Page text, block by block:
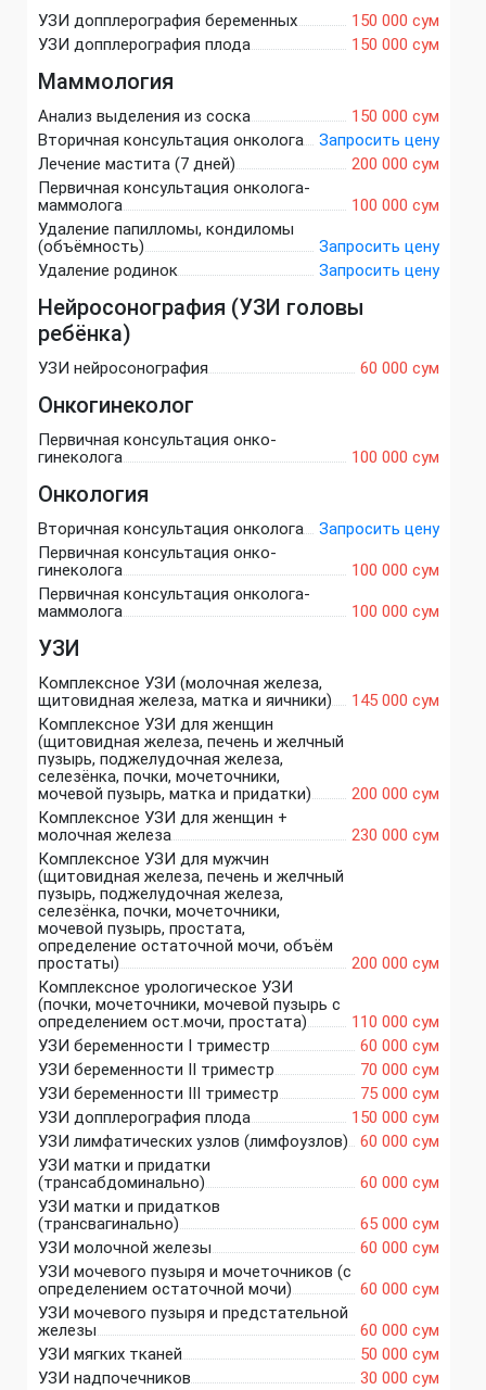
УЗИ допплерография беременных
150 000 сум
УЗИ допплерография плода
150 000 сум
Маммология
Анализ выделения из соска
150 000 сум
Вторичная консультация онколога
Запросить цену
Лечение мастита (7 дней)
200 000 сум
Первичная консультация онколога-
маммолога
100 000 сум
Удаление папилломы, кондиломы
(объёмность)
Запросить цену
Удаление родинок
Запросить цену
Нейросонография (УЗИ головы
ребёнка)
УЗИ нейросонография 60 000 сум
Онкогинеколог
Первичная консультация онко-
гинеколога
100 000 сум
Онкология
Вторичная консультация онколога
Запросить цену
Первичная консультация онко-
гинеколога
100 000 сум
Первичная консультация онколога-
маммолога
100 000 сум
УЗИ
Комплексное УЗИ (молочная железа,
щитовидная железа, матка и яичники)
145 000 сум
Комплексное УЗИ для женщин
(щитовидная железа, печень и желчный
пузырь, поджелудочная железа,
селезёнка, почки, мочеточники,
мочевой пузырь, матка и придатки)
200 000 сум
Комплексное УЗИ для женщин +
молочная железа
230 000 сум
Комплексное УЗИ для мужчин
(щитовидная железа, печень и желчный
пузырь, поджелудочная железа,
селезёнка, почки, мочеточники,
мочевой пузырь, простата,
определение остаточной мочи, объём
простаты)
200 000 сум
Комплексное урологическое УЗИ
(почки, мочеточники, мочевой пузырь с
определением ост.мочи, простата)
110 000 сум
УЗИ беременности I триместр
60 000 сум
УЗИ беременности II триместр
70 000 сум
УЗИ беременности III триместр
75 000 сум
УЗИ допплерография плода
150 000 сум
УЗИ лимфатических узлов (лимфоузлов)
60 000 сум
УЗИ матки и придатки
(трансабдоминально)
60 000 сум
УЗИ матки и придатков
(трансвагинально)
65 000 сум
УЗИ молочной железы
60 000 сум
УЗИ мочевого пузыря и мочеточников (с
определением остаточной мочи)
60 000 сум
УЗИ мочевого пузыря и предстательной
железы
60 000 сум
УЗИ мягких тканей
50 000 сум
УЗИ надпочечников
30 000 сум